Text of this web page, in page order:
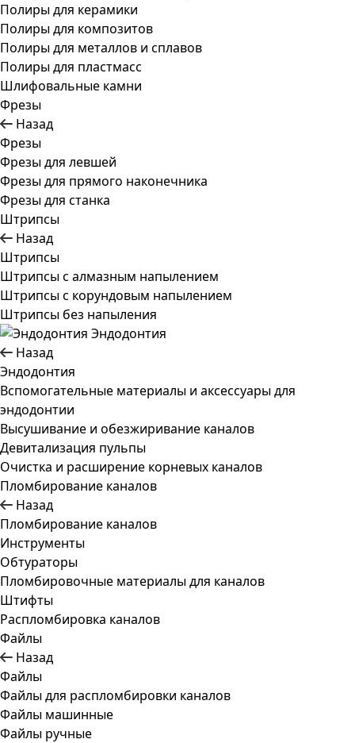
Полиры для керамики
Полиры для композитов
Полиры для металлов и сплавов
Полиры для пластмасс
Шлифовальные камни
Фрезы
Назад
Фрезы
Фрезы для левшей
Фрезы для прямого наконечника
Фрезы для станка
Штрипсы
Назад
Штрипсы
Штрипсы c алмазным напылением
Штрипсы c корундовым напылением
Штрипсы без напыления
Эндодонтия
Назад
Эндодонтия
Вспомогательные материалы и аксессуары для
эндодонтии
Высушивание и обезжиривание каналов
Девитализация пульпы
Очистка и расширение корневых каналов
Пломбирование каналов
Назад
Пломбирование каналов
Инструменты
Обтураторы
Пломбировочные материалы для каналов
Штифты
Распломбировка каналов
Файлы
Назад
Файлы
Файлы для распломбировки каналов
Файлы машинные
Файлы ручные